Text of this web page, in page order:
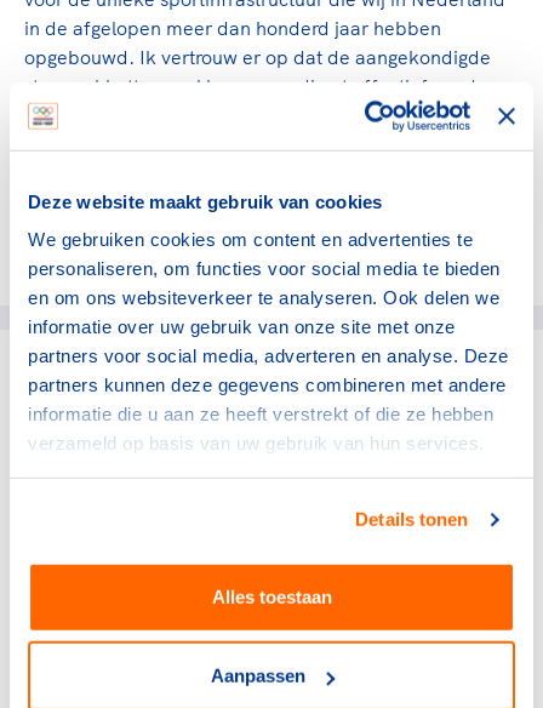
Deze website maakt gebruik van cookies
We gebruiken cookies om content en advertenties te
personaliseren, om functies voor social media te bieden
en om ons websiteverkeer te analyseren. Ook delen we
informatie over uw gebruik van onze site met onze
partners voor social media, adverteren en analyse. Deze
partners kunnen deze gegevens combineren met andere
informatie die u aan ze heeft verstrekt of die ze hebben
verzameld op basis van uw gebruik van hun services.
Details tonen
Alles toestaan
Aanpassen
in de afgelopen meer dan honderd jaar hebben
opgebouwd. Ik vertrouw er op dat de aangekondigde
steunpakketten snel komen en direct effectief worden.
Velen in de sport maken zich terecht zorgen over de
grote risico’s die de sportsector bedreigen, niet alleen
Deel dit artikel op social media:
gerelateerde artikelen
kleinbedrijf van de rekening
NOC*NSF
Sport en bewegen als basis
voor een sterke provincie